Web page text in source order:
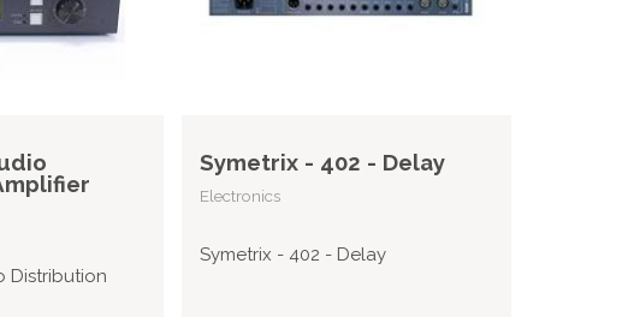
Distribution
Symetrix - 402 - Delay
Electronics
Symetrix - 402 - Delay